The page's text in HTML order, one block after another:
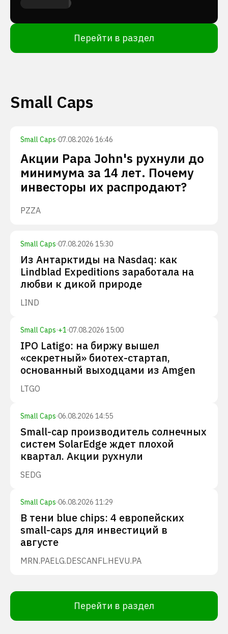
Перейти в раздел
Small Caps
Small Caps·07.08.2026 16:46
Акции Papa John's рухнули до
минимума за 14 лет. Почему
инвесторы их распродают?
PZZA
Small Caps·07.08.2026 15:30
Из Антарктиды на Nasdaq: как
Lindblad Expeditions заработала на
любви к дикой природе
LIND
Small Caps·+1·07.08.2026 15:00
IPO Latigo: на биржу вышел
«секретный» биотех-стартап,
основанный выходцами из Amgen
LTGO
Small Caps·06.08.2026 14:55
Small-cap производитель солнечных
систем SolarEdge ждет плохой
квартал. Акции рухнули
SEDG
Small Caps·06.08.2026 11:29
В тени blue chips: 4 европейских
small-caps для инвестиций в
августе
MRN.PAELG.DESCANFL.HEVU.PA
Перейти в раздел